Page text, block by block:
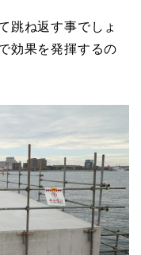
跳ね返す事でしょ
効果を発揮するの